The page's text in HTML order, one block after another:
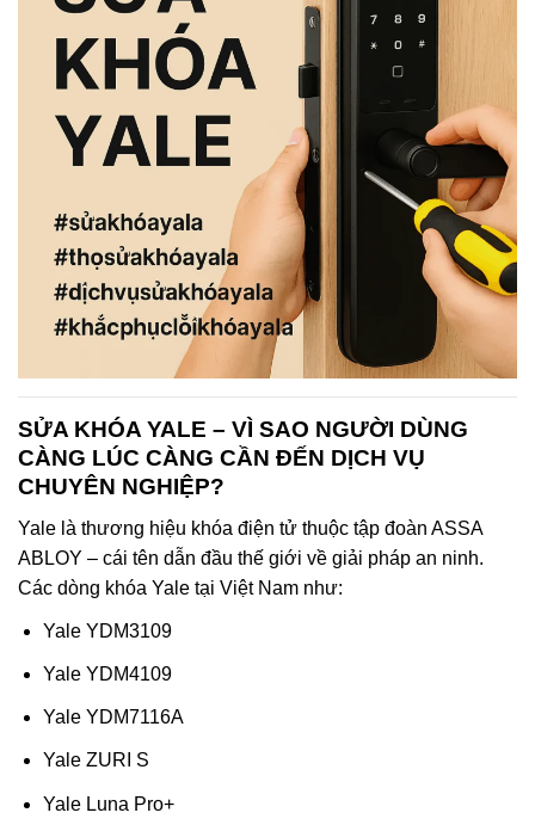
SỬA KHÓA YALE – VÌ SAO NGƯỜI DÙNG
CÀNG LÚC CÀNG CẦN ĐẾN DỊCH VỤ
CHUYÊN NGHIỆP?
Yale là thương hiệu khóa điện tử thuộc tập đoàn ASSA
ABLOY – cái tên dẫn đầu thế giới về giải pháp an ninh.
Các dòng khóa Yale tại Việt Nam như:
Yale YDM3109
Yale YDM4109
Yale YDM7116A
Yale ZURI S
Yale Luna Pro+